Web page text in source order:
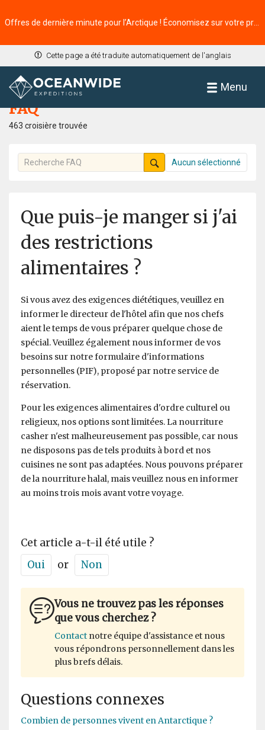
Cette page a été traduite automatiquement de l'anglais
Menu
Accueil
FAQ
463 croisière trouvée
Aucun sélectionné
Que puis-je manger si j'ai
des restrictions
alimentaires ?
Si vous avez des exigences diététiques, veuillez en
informer le directeur de l'hôtel afin que nos chefs
aient le temps de vous préparer quelque chose de
spécial. Veuillez également nous informer de vos
besoins sur notre formulaire d'informations
personnelles (PIF), proposé par notre service de
réservation.
Pour les exigences alimentaires d'ordre culturel ou
religieux, nos options sont limitées. La nourriture
casher n'est malheureusement pas possible, car nous
ne disposons pas de tels produits à bord et nos
cuisines ne sont pas adaptées. Nous pouvons préparer
de la nourriture halal, mais veuillez nous en informer
au moins trois mois avant votre voyage.
Cet article a-t-il été utile ?
Oui
or Non
Vous ne trouvez pas les réponses
que vous cherchez ?
Contact notre équipe d'assistance et nous
vous répondrons personnellement dans les
plus brefs délais.
Questions connexes
Combien de personnes vivent en Antarctique ?